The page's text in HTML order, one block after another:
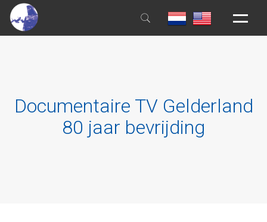
AANMELDEN
Documentaire TV Gelderland
80 jaar bevrijding